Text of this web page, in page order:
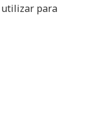
utilizar para